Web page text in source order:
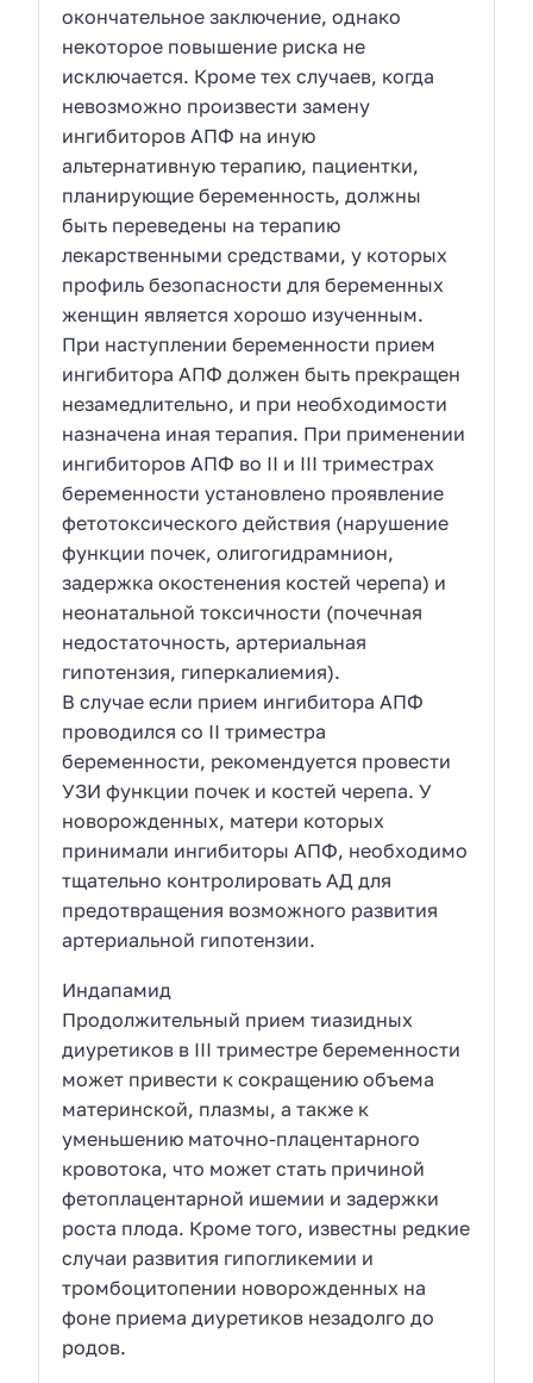
окончательное заключение, однако
некоторое повышение риска не
исключается. Кроме тех случаев, когда
невозможно произвести замену
ингибиторов АПФ на иную
альтернативную терапию, пациентки,
планирующие беременность, должны
быть переведены на терапию
лекарственными средствами, у которых
профиль безопасности для беременных
женщин является хорошо изученным.
При наступлении беременности прием
ингибитора АПФ должен быть прекращен
незамедлительно, и при необходимости
назначена иная терапия. При применении
ингибиторов АПФ во II и III триместрах
беременности установлено проявление
фетотоксического действия (нарушение
функции почек, олигогидрамнион,
задержка окостенения костей черепа) и
неонатальной токсичности (почечная
недостаточность, артериальная
гипотензия, гиперкалиемия).
В случае если прием ингибитора АПФ
проводился со II триместра
беременности, рекомендуется провести
УЗИ функции почек и костей черепа. У
новорожденных, матери которых
принимали ингибиторы АПФ, необходимо
тщательно контролировать АД для
предотвращения возможного развития
артериальной гипотензии.
Индапамид
Продолжительный прием тиазидных
диуретиков в III триместре беременности
может привести к сокращению объема
материнской, плазмы, а также к
уменьшению маточно-плацентарного
кровотока, что может стать причиной
фетоплацентарной ишемии и задержки
роста плода. Кроме того, известны редкие
случаи развития гипогликемии и
тромбоцитопении новорожденных на
фоне приема диуретиков незадолго до
родов.